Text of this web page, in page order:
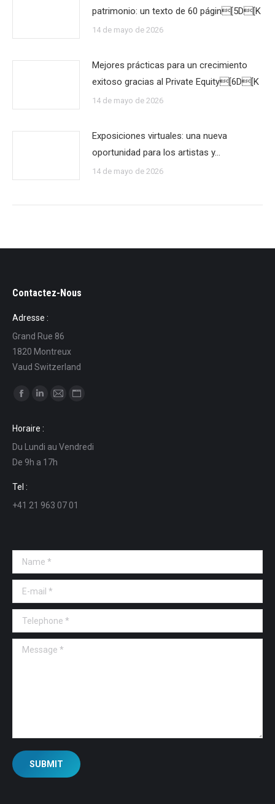
patrimonio: un texto de 60 págin[5D[K
14 de mayo de 2026
Mejores prácticas para un crecimiento
exitoso gracias al Private Equity[6D[K
14 de mayo de 2026
Exposiciones virtuales: una nueva
oportunidad para los artistas y…
14 de mayo de 2026
Contactez-Nous
Adresse :
Grand Rue 86
1820 Montreux
Vaud Switzerland
Find us on:
opens
in
new
window
opens
in
new
in
in
Horaire :
Du Lundi au Vendredi
De 9h a 17h
Tel :
+41 21 963 07 01
Name *
E-mail *
Telephone *
Message *
SUBMIT